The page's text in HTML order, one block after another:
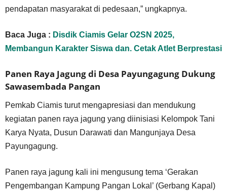
pendapatan masyarakat di pedesaan,” ungkapnya.
Baca Juga : Disdik Ciamis Gelar O2SN 2025,
Membangun Karakter Siswa dan. Cetak Atlet Berprestasi
Panen Raya Jagung di Desa Payungagung Dukung
Sawasembada Pangan
Pemkab Ciamis turut mengapresiasi dan mendukung
kegiatan panen raya jagung yang diinisiasi Kelompok Tani
Karya Nyata, Dusun Darawati dan Mangunjaya Desa
Payungagung.
Panen raya jagung kali ini mengusung tema ‘Gerakan
Pengembangan Kampung Pangan Lokal’ (Gerbang Kapal)